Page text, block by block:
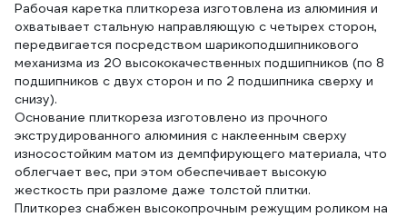
Рабочая каретка плиткореза изготовлена из алюминия и
охватывает стальную направляющую с четырех сторон,
передвигается посредством шарикоподшипникового
механизма из 20 высококачественных подшипников (по 8
подшипников с двух сторон и по 2 подшипника сверху и
снизу).
Основание плиткореза изготовлено из прочного
экструдированного алюминия с наклеенным сверху
износостойким матом из демпфирующего материала, что
облегчает вес, при этом обеспечивает высокую
жесткость при разломе даже толстой плитки.
Плиткорез снабжен высокопрочным режущим роликом на